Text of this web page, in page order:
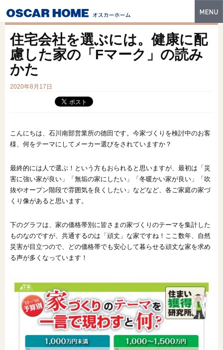
特長
建築実例
販売中の物件
スマートセレクト
オンライン相談会
住宅会社を選ぶには。健康に配
慮した家の「Fマーク」の読み
かた
2020年8月17日
こんにちは、石川南部営業所の德田です。今家づくりを検討中のお客
様、何をテーマにしてメーカー選びをされていますか？
最終的には人で選ぶ！という方もおられると思いますが、最初は「災
害に強い家が良い」「無垢の家にしたい」「冬暖かい家が良い」「吹
抜やオープン階段で雰囲気を良くしたい」などなど、各ご家庭の家づ
くり像があると思います。
下のグラフは、家の価格帯別に皆さまの家づくりのテーマを集計した
ものなのですが、共通するのは「頑丈」な家ですね！ここ数年、自然
災害が目立つので、どの価格帯でも安心して暮らせる頑丈な家を求め
る声が多くなっています！